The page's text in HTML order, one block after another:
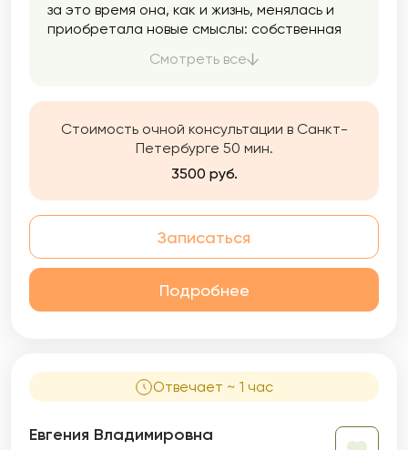
за это время она, как и жизнь, менялась и
приобретала новые смыслы: собственная
государственном центре психологической
творчеством. Этот опыт помогает мне
глубже понять жизнь и ценности и делает
мою практику более цельной. Основа моей
Смотреть все
Стоимость очной консультации в Санкт-
Петербурге 50 мин.
3500 руб.
Записаться
Подробнее
Отвечает ~ 1 час
Евгения Владимировна